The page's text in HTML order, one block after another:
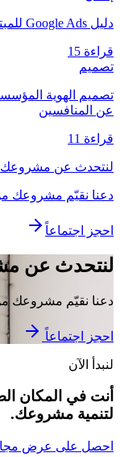
دليل Google Ads للمبتدئين: إعداد الحملة والميزانية وتتبع التحويلات
قراءة 15
تصميم
تصميم الهوية
عن المنافسين
قراءة 11
لنتحدث عن مشروعك
دعنا نقيّم مشروعك
احجز اجتماعاً
لنتحدث عن
دعنا نقيّم مشروعك
احجز اجتماعاً
لنبدأ الآن
أنت في المكان
لتنمية مشروعك.
احصل على عرض